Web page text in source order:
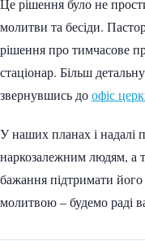
Це рішення було не
молитви та бесіди.
рішення про тимчасове
стаціонар. Більш
звернувшись доофіс
У наших планах і надалі
наркозалежним людям, а
бажання підтримати
молитвою – будемо раді